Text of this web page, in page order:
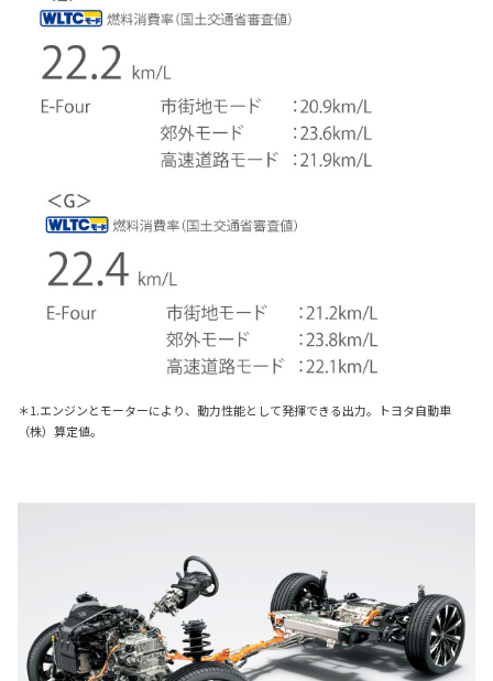
＊1.エンジンとモーターにより、動力性能として発揮できる出力。トヨタ自動車
（株）算定値。